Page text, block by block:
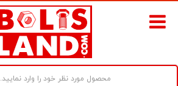
سامانه آنلاین فروش پیچ و مهره های صنعتی